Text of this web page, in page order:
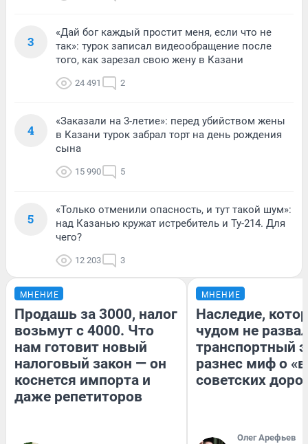
3
«Дай бог каждый простит меня, если что не
так»: турок записал видеообращение после
того, как зарезал свою жену в Казани
24 491 2
4
«Заказали на 3-летие»: перед убийством жены
в Казани турок забрал торт на день рождения
сына
15 990 5
5
«Только отменили опасность, и тут такой шум»:
над Казанью кружат истребитель и Ту-214. Для
чего?
12 203 3
МНЕНИЕ
Продашь за 3000, налог
возьмут с 4000. Что
нам готовит новый
налоговый закон — он
коснется импорта и
даже репетиторов
МНЕНИЕ
Наследие,
чудом не
транспортный
разнес миф о
советских
Олег Арефьев